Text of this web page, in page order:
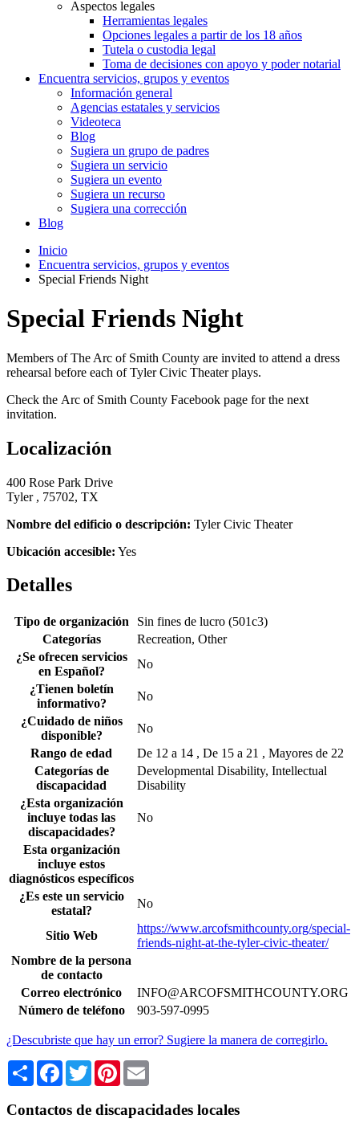
Aspectos legales
Herramientas legales
Opciones legales a partir de los 18 años
Tutela o custodia legal
Toma de decisiones con apoyo y poder notarial
Encuentra servicios, grupos y eventos
Información general
Agencias estatales y servicios
Videoteca
Blog
Sugiera un grupo de padres
Sugiera un servicio
Sugiera un evento
Sugiera un recurso
Sugiera una corrección
Blog
Inicio
Encuentra servicios, grupos y eventos
Special Friends Night
Special Friends Night
Members of The Arc of Smith County are invited to attend a dress
rehearsal before each of Tyler Civic Theater plays.
Check the Arc of Smith County Facebook page for the next
invitation.
Localización
400 Rose Park Drive
Tyler , 75702, TX
Nombre del edificio o descripción: Tyler Civic Theater
Ubicación accesible: Yes
Detalles
Tipo de organización
Sin fines de lucro (501c3)
Categorías
Recreation, Other
¿Se ofrecen servicios
en Español?
No
¿Tienen boletín
informativo?
No
¿Cuidado de niños
disponible?
No
Rango de edad
De 12 a 14 , De 15 a 21 , Mayores de 22
Categorías de
discapacidad
Developmental Disability, Intellectual
Disability
¿Esta organización
incluye todas las
discapacidades?
No
Esta organización
incluye estos
diagnósticos específicos
¿Es este un servicio
estatal?
No
Sitio Web
https://www.arcofsmithcounty.org/special-
friends-night-at-the-tyler-civic-theater/
Nombre de la persona
de contacto
Correo electrónico
INFO@ARCOFSMITHCOUNTY.ORG
Número de teléfono
903-597-0995
¿Descubriste que hay un error? Sugiere la manera de corregirlo.
Share Facebook
TwitterPinterest
Contactos de discapacidades locales